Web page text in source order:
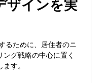
ザインを実
るために、居住者のニ
グ戦略の中心に置く
す。